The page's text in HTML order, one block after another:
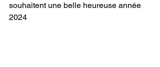
souhaitent une belle heureuse année
2024